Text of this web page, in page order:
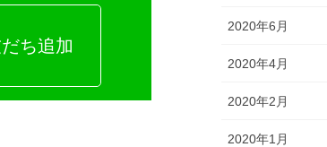
ち追加
2020年6月
2020年4月
2020年2月
2020年1月